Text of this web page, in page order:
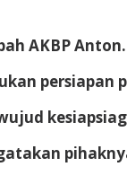
AKBP Anton.
persiapan